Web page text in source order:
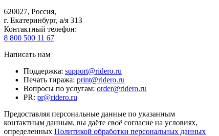
620027, Россия,
г. Екатеринбург, а/я 313
Контактный телефон:
8 800 500 11 67
Написать нам
Поддержка: support@ridero.ru
Печать тиража: print@ridero.ru
Вопросы по услугам: order@ridero.ru
PR: pr@ridero.ru
Предоставляя персональные данные по указанным
контактным данным, вы даёте своё согласие на условиях,
определенных Политикой обработки персональных данных